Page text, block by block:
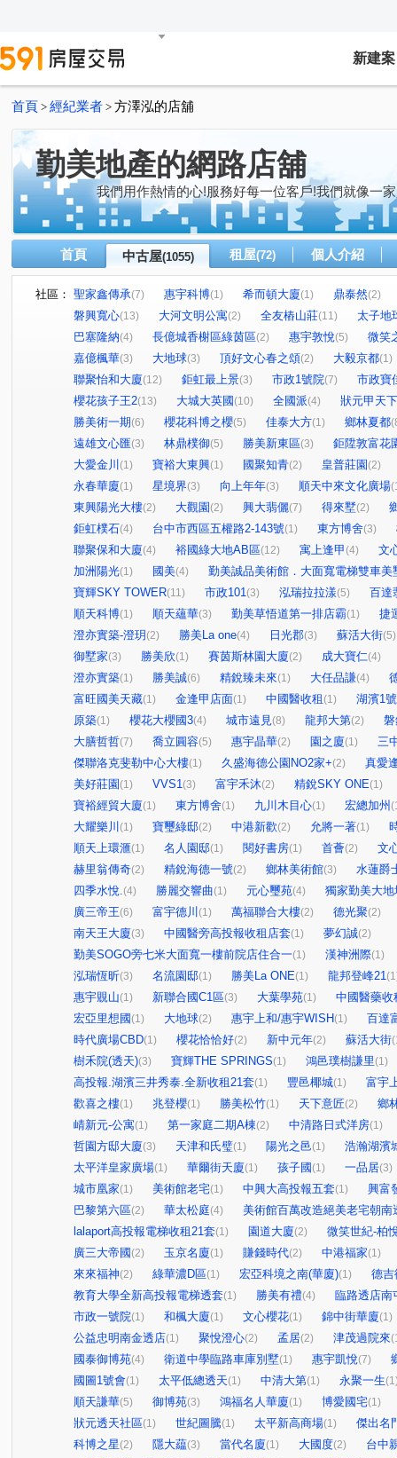
新建案
首頁 > 經紀業者 > 方澤泓的店舖
勤美地產的網路店舖
我們用作熱情的心!服務好每一位客戶!我們就像一
首頁 中古屋(1055) 租屋(72) 個人介紹
社區： 聖家鑫傳承(7) 惠宇科博(1) 希而頓大廈(1) 鼎泰然(2)
磐興寬心(13) 大河文明公寓(2) 全友樁山莊(11)
太子地
巴塞隆納(4) 長億城香榭區綠茵區(2) 惠宇敦悅(5)
微笑
嘉億楓華(3) 大地球(3) 頂好文心春之頌(2) 大毅京都(1)
聯聚怡和大廈(12) 鉅虹最上景(3) 市政1號院(7)
市政寶
櫻花孩子王2(13) 大城大英國 (10) 全國派(4)
狀元甲天下
勝美術一期(6) 櫻花科博之櫻(5) 佳泰大方(1) 鄉林夏都
遠雄文心匯(3) 林鼎樸御(5) 勝美新東區(3)
鉅陞敦富花
大愛金川 (1) 寶裕大東興(1) 國聚知青(2) 皇普莊園 (2)
永春華廈(1) 星境界(3) 向上年年(3) 順天中來文化廣場
東興陽光大樓(2) 大觀園 (2) 興大翡儷(7) 得來墅(2)
鉅虹樸石(4) 台中市西區五權路2-143號(1) 東方博舍(3)
聯聚保和大廈(4) 裕國綠大地AB區(12) 寓上逢甲 (4)
文
加洲陽光(1) 國美(4)
勤美誠品美術館．大面寬電梯雙車美
寶輝SKY TOWER(11) 市政101(3) 泓瑞拉拉漾(5)
百達
順天科博(1) 順天蘊華(3) 勤美草悟道第一排店霸(1)
捷
澄亦實築-澄玥 (2) 勝美La one(4) 日光郡(3) 蘇活大街(5)
御墅家(3) 勝美欣(1) 賽茵斯林園大廈(2) 成大寶仁(4)
澄亦實築(1) 勝美誠(6) 精銳臻未來(1) 大任品謙(4)
富旺國美天藏(1) 金逢甲店面(1) 中國醫收租 (1)
湖濱1
原築(1) 櫻花大櫻國3(4) 城市遠見(8) 龍邦大第(2)
大膳哲哲(7) 喬立圓容(5) 惠宇晶華(2) 園之廈(1)
三
傑聯洛克斐勒中心大樓(1) 久盛海德公園NO2家+(2)
真愛
美好莊園 (1) VVS1(3) 富宇禾沐(2) 精銳SKY ONE(1)
寶裕經貿大廈(1) 東方博舍(1) 九川木目心(1) 宏總加州
大耀樂川 (1) 寶璽綠邸(2) 中港新歡(2) 允將一著(1)
順天上環滙(1) 名人園邸(1) 閱好書房(1) 首薈(2)
文
赫里翁傳奇(2) 精銳海德一號(2) 鄉林美術館(3)
水蓮爵
四季水悅.(4) 勝麗交響曲(1) 元心璽苑(4)
獨家勤美大地
廣三帝王(6) 富宇德川 (1) 萬福聯合大樓(2) 德光聚(2)
南天王大廈(3) 中國醫旁高投報收租店套(1) 夢幻誠(2)
勤美SOGO旁七米大面寬一樓前院店住合一(1) 漢神洲際(1)
泓瑞恆昕(3) 名流園邸(1) 勝美La ONE(1) 龍邦登峰21
惠宇覞山(1) 新聯合國C1區(3) 大葉學苑(1)
中國醫藥收
宏亞里想國 (1) 大地球(2) 惠宇上和/惠宇WISH(1)
百達
時代廣場CBD(1) 櫻花恰恰好(2) 新中元年(2) 蘇活大街
樹禾院(透天)(3) 寶輝THE SPRINGS(1) 鴻邑璞樹謙里(1)
高投報.湖濱三井秀泰.全新收租21套(1) 豐邑椰城(1)
富宇
歡喜之樓(1) 兆登櫻(1) 勝美松竹(1) 天下意匠(2)
鄉
崝新元-公寓(1) 第一家庭二期A棟(2) 中清路日式洋房(1)
哲園方邸大廈(3) 天津和氏璧(1) 陽光之邑(1)
浩瀚湖濱
太平洋皇家廣場(1) 華爾街天廈(1) 孩子國 (1) 一品居(3)
城市凰家(1) 美術館老宅(1) 中興大高投報五套(1)
興富
巴黎第六區(2) 華太松庭(4)
美術館百萬改造絕美老宅朝南
lalaport高投報電梯收租21套(1) 園道大廈(2)
微笑世紀-柏
廣三大帝國 (2) 玉京名廈(1) 賺錢時代(2) 中港福家(1)
來來福神(2) 綠華濃D區(1) 宏亞科境之南(華廈)(1)
德吉
教育大學全新高投報電梯透套(1) 勝美有禮(4)
臨路透店南
市政一號院(1) 和楓大廈(1) 文心櫻花(1) 錦中街華廈(1)
公益忠明南金透店(1) 聚悅澄心(2) 孟居(2) 津茂過院來
國泰御博苑(4) 衛道中學臨路車庫別墅(1) 惠宇凱悅(7)
國圖1號會(1) 太平低總透天(1) 中清大第(1) 永聚一生
順天謙華(5) 御博苑(3) 鴻福名人華廈(1) 博愛國宅(1)
狀元透天社區(1) 世紀圖騰(1) 太平新高商場(1)
傑出名
科博之星(2) 隱大藴(3) 當代名廈(1) 大國度(2)
台中